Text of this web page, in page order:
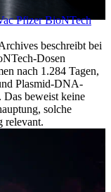
PfizerBioNTech
beschreibt bei
Dosen
nach 1.284 Tagen,
Plasmid-DNA-
Das beweist keine
solche
relevant.